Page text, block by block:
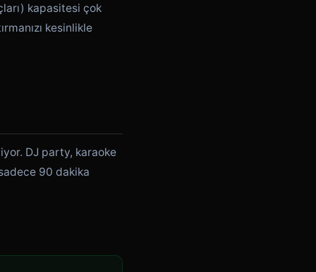
kapasitesi çok
kesinlikle
DJ party, karaoke
90 dakika